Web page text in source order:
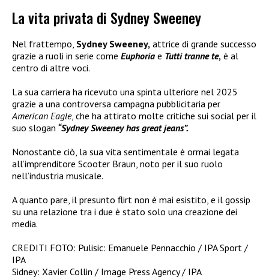
La vita privata di Sydney Sweeney
Nel frattempo, Sydney Sweeney, attrice di grande successo
grazie a ruoli in serie come Euphoria e Tutti tranne te, è al
centro di altre voci.
La sua carriera ha ricevuto una spinta ulteriore nel 2025
grazie a una controversa campagna pubblicitaria per
American Eagle, che ha attirato molte critiche sui social per il
suo slogan “Sydney Sweeney has great jeans”.
Nonostante ciò, la sua vita sentimentale è ormai legata
all’imprenditore Scooter Braun, noto per il suo ruolo
nell’industria musicale.
A quanto pare, il presunto flirt non è mai esistito, e il gossip
su una relazione tra i due è stato solo una creazione dei
media.
CREDITI FOTO: Pulisic: Emanuele Pennacchio / IPA Sport /
IPA
Sidney: Xavier Collin / Image Press Agency / IPA